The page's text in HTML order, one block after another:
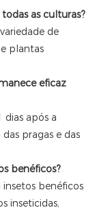
as culturas?
de
plantas
eficaz
após a
pragas e das
benéficos?
benéficos
inseticidas,